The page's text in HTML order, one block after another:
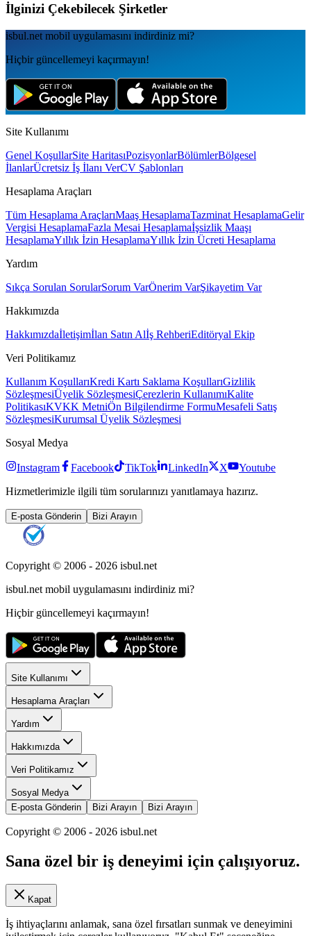
İlginizi Çekebilecek Şirketler
isbul.net mobil uygulamаsını indirdiniz mi?
Hiçbir güncellemeyi kaçırmayın!
Site Kullanımı
Genel KoşullarSite HaritasıPozisyonlarBölümlerBölgesel
İlanlarÜcretsiz İş İlanı VerCV Şablonları
Hesaplama Araçları
Tüm Hesaplama AraçlarıMaaş HesaplamaTazminat HesaplamaGelir
Vergisi HesaplamaFazla Mesai Hesaplamaİşsizlik Maaşı
HesaplamaYıllık İzin HesaplamaYıllık İzin Ücreti Hesaplama
Yardım
Sıkça Sorulan SorularSorum VarÖnerim VarŞikayetim Var
Hakkımızda
Hakkımızdaİletişimİlan Satın Alİş RehberiEditöryal Ekip
Veri Politikamız
Kullanım KoşullarıKredi Kartı Saklama KoşullarıGizlilik
SözleşmesiÜyelik SözleşmesiÇerezlerin KullanımıKalite
PolitikasıKVKK MetniÖn Bilgilendirme FormuMesafeli Satış
SözleşmesiKurumsal Üyelik Sözleşmesi
Sosyal Medya
Instagram Facebook TikTok LinkedIn X
Youtube
Hizmetlerimizle ilgili tüm sorularınızı yanıtlamaya hazırız.
E-posta Gönderin Bizi Arayın
Copyright © 2006 - 2026 isbul.net
isbul.net mobil uygulamasını indirdiniz mi?
Hiçbir güncellemeyi kaçırmayın!
Site Kullanımı
Hesaplama Araçları
Yardım
Hakkımızda
Veri Politikamız
Sosyal Medya
E-posta Gönderin
Bizi Arayın Bizi Arayın
Copyright © 2006 - 2026 isbul.net
Sana özel bir iş deneyimi için çalışıyoruz.
Kapat
İş ihtiyaçlarını anlamak, sana özel fırsatları sunmak ve deneyimini